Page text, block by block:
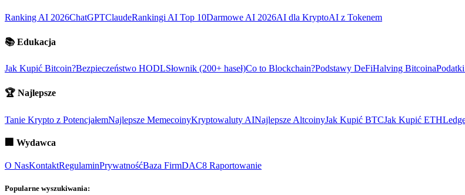
Ranking AI 2026ChatGPTClaudeRankingi AI Top 10Darmowe AI 2026AI dla KryptoAI z Tokenem
📚 Edukacja
Jak Kupić Bitcoin?Bezpieczeństwo HODLSłownik (200+ haseł)Co to Blockchain?Podstawy DeFiHalving Bitcoina
🏆 Najlepsze
Tanie Krypto z PotencjałemNajlepsze MemecoinyKryptowaluty AINajlepsze AltcoinyJak Kupić BTCJak Kupić ETH
🏢 Wydawca
O NasKontaktRegulaminPrywatnośćBaza FirmDAC8 Raportowanie
Popularne wyszukiwania: